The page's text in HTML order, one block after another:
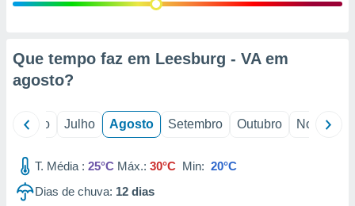
através
estudos
Que tempo faz em Leesburg - VA em
agosto?
Junho Julho Agosto Setembro Outubro Novembro
T. Média : 25°C Máx.: 30°C Min: 20°C
Dias de chuva: 12 dias